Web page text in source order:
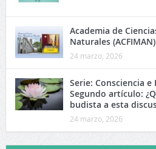
Academia de
Naturales (ACFIMAN)
24 marzo, 2026
Serie: Consciencia
Segundo artículo:
budista a esta
24 marzo, 2026